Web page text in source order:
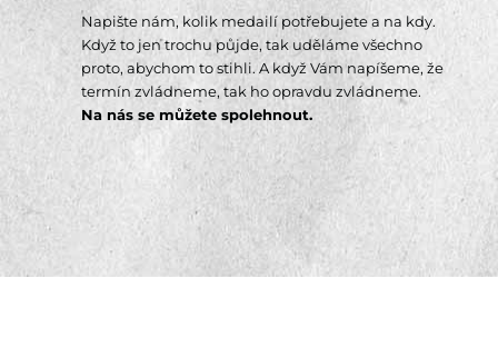
Napište nám, kolik medailí potřebujete a na kdy.
Když to jen trochu půjde, tak uděláme všechno
proto, abychom to stihli. A když Vám napíšeme, že
termín zvládneme, tak ho opravdu zvládneme.
Na nás se můžete spolehnout.